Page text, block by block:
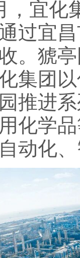
宜化
过宜
。猇
集团
推进
化学
动化